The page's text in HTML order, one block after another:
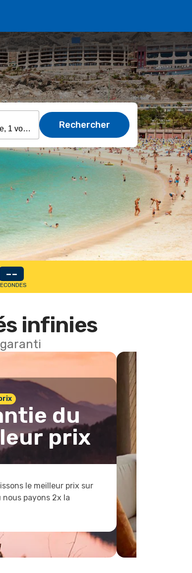
Rechercher
--
infinies
du
prix
le meilleur prix sur
nous payons 2x la